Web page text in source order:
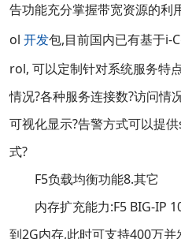
告功能充分掌握带宽资源的利
ol 开发包,目前国内已有基于
rol, 可以定制针对系统服务特
情况?各种服务连接数?访问情
可视化显示?告警方式可以提
式?
F5负载均衡功能8.其它
内存扩充能力:F5 BIG-IP
到2G内存,此时可支持400万